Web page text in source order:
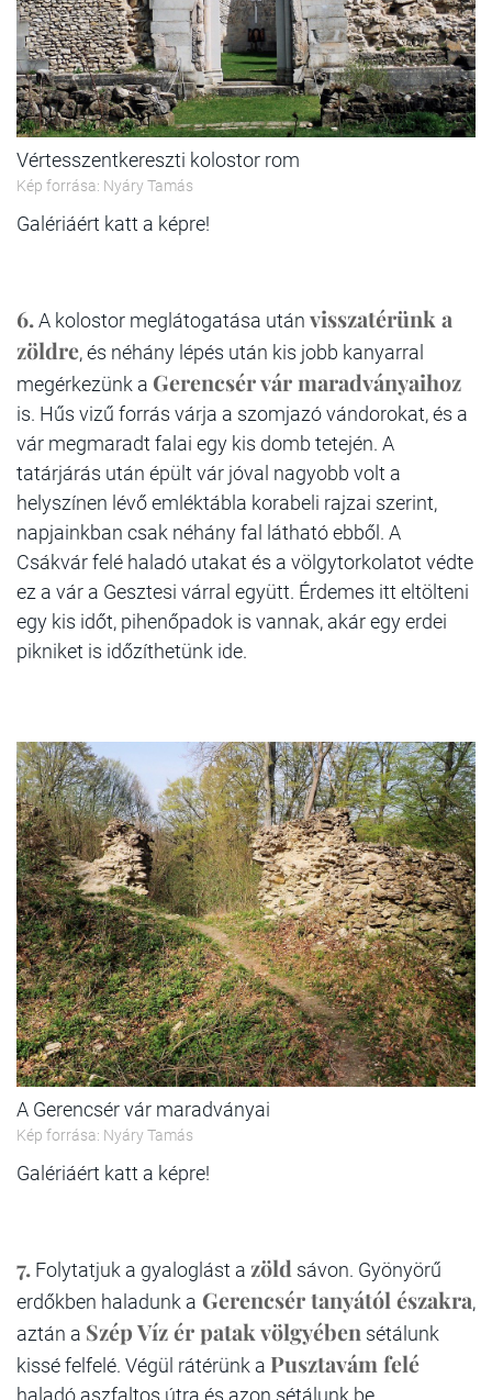
Vértesszentkereszti kolostor rom
Kép forrása: Nyáry Tamás
Galériáért katt a képre!
6.A kolostor meglátogatása után visszatérünk a
zöldre, és néhány lépés után kis jobb kanyarral
megérkezünk a Gerencsér vár maradványaihoz
is. Hűs vizű forrás várja a szomjazó vándorokat, és a
vár megmaradt falai egy kis domb tetején. A
tatárjárás után épült vár jóval nagyobb volt a
helyszínen lévő emléktábla korabeli rajzai szerint,
napjainkban csak néhány fal látható ebből. A
Csákvár felé haladó utakat és a völgytorkolatot védte
ez a vár a Gesztesi várral együtt. Érdemes itt eltölteni
egy kis időt, pihenőpadok is vannak, akár egy erdei
pikniket is időzíthetünk ide.
A Gerencsér vár maradványai
Kép forrása: Nyáry Tamás
Galériáért katt a képre!
7. Folytatjuk a gyaloglást a zöld sávon. Gyönyörű
erdőkben haladunk a Gerencsér tanyától északra,
aztán a Szép Víz ér patak völgyében sétálunk
kissé felfelé. Végül rátérünk a Pusztavám felé
haladó aszfaltos útra és azon sétálunk be